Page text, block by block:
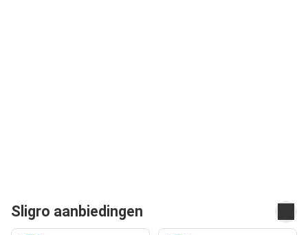
Sligro aanbiedingen